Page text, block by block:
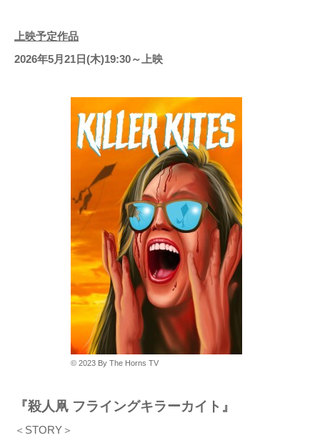
上映予定作品
2026年5月21日(木)19:30～上映
© 2023 By The Horns TV
『殺人凧 フライングキラーカイト』
＜STORY＞